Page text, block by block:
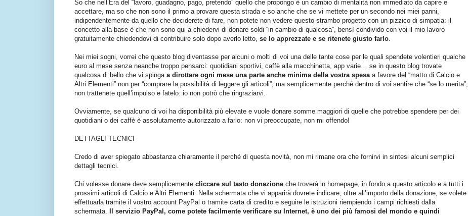
So che nell’Era del “lavoro, guadagno, pago, pretendo” quello che propongo è un cambio di mentalità non immediato da capire e
accettare, ma so che non sono il primo a provare questa strada e so anche che se vi mettete per un secondo nei miei panni,
indipendentemente da quello che deciderete di fare, non potete non vedere questo strambo progetto con un pizzico di simpatia: il
concetto alla base è che non sono qui a chiedervi di donare soldi “in cambio di qualcosa”, bensì condivido con voi il mio lavoro
gratuitamente chiedendovi di contribuire solo dopo averlo letto, se lo apprezzate e se ritenete giusto farlo.
Nei miei sogni, vorrei che questo blog diventasse per alcuni o molti di voi una delle tante cose per le quali spendete volentieri qualche
euro al mese senza neanche troppo pensarci: quotidiani sportivi, caffè alla macchinetta, app varie… se in questo blog trovate
qualcosa di bello che vi spinga a dirottare ogni mese una parte anche minima della vostra spesa a favore del “matto di Calcio e
Altri Elementi” non per “comprare la possibilità di leggere gli articoli”, ma semplicemente perché dentro di voi sentire che “se lo merita”,
non trattenete quell’impulso e fatelo: io non potrò che ringraziarvi.
Ovviamente, se qualcuno di voi ha disponibilità più elevate e vuole donare somme maggiori di quelle che potrebbe spendere per dei
quotidiani o dei caffè è assolutamente autorizzato a farlo: non vi preoccupate, non mi offendo!
DETTAGLI TECNICI
Credo di aver spiegato abbastanza chiaramente il perché di questa novità, non mi rimane ora che fornirvi in sintesi alcuni semplici
dettagli tecnici.
Chi volesse donare deve semplicemente cliccare sul tasto donazione che troverà in homepage, in fondo a questo articolo e a tutti i
prossimi articoli di Calcio e Altri Elementi. Nella schermata che vi apparirà dovrete indicare, oltre all’importo della donazione, se volete
effettuarla tramite il vostro account PayPal o tramite carta di credito e seguire le istruzioni riempiendo i campi richiesti dalla
schermata.
Il servizio PayPal, come potete facilmente verificare su Internet, è uno dei più famosi del mondo e quindi